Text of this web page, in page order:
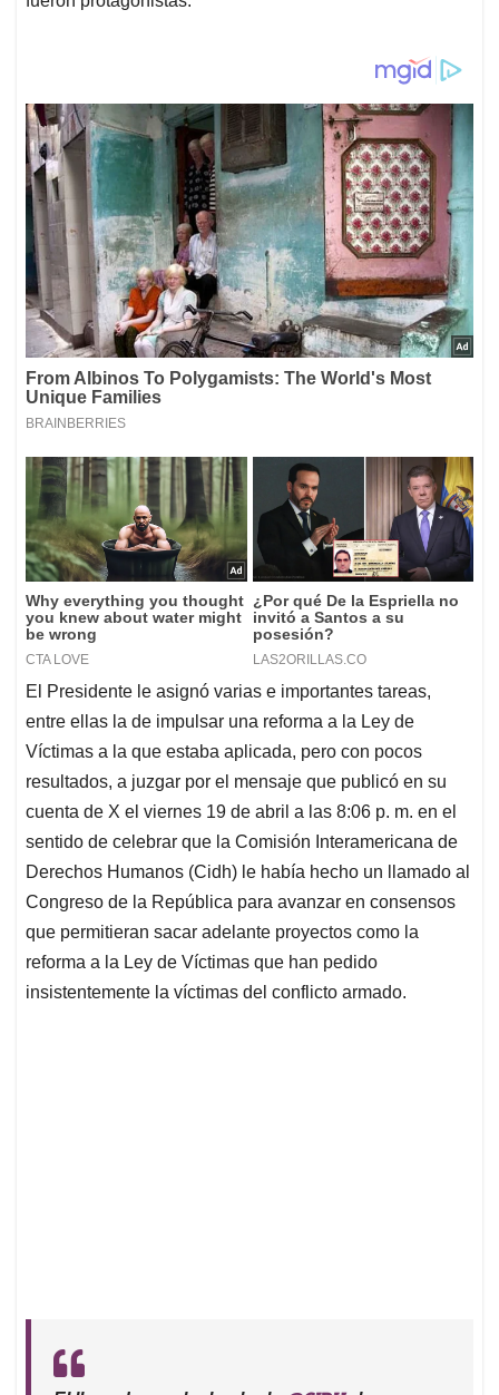
El Presidente le asignó varias e importantes tareas,
entre ellas la de impulsar una reforma a la Ley de
Víctimas a la que estaba aplicada, pero con pocos
resultados, a juzgar por el mensaje que publicó en su
cuenta de X el viernes 19 de abril a las 8:06 p. m. en el
sentido de celebrar que la Comisión Interamericana de
Derechos Humanos (Cidh) le había hecho un llamado al
Congreso de la República para avanzar en consensos
que permitieran sacar adelante proyectos como la
reforma a la Ley de Víctimas que han pedido
insistentemente la víctimas del conflicto armado.